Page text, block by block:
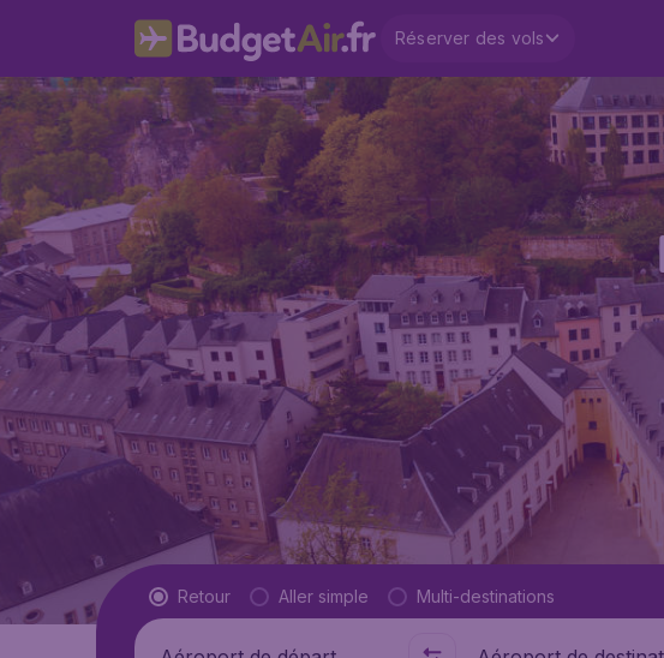
Réserver des vols
Type de vol
Retour Aller simple Multi-destinations